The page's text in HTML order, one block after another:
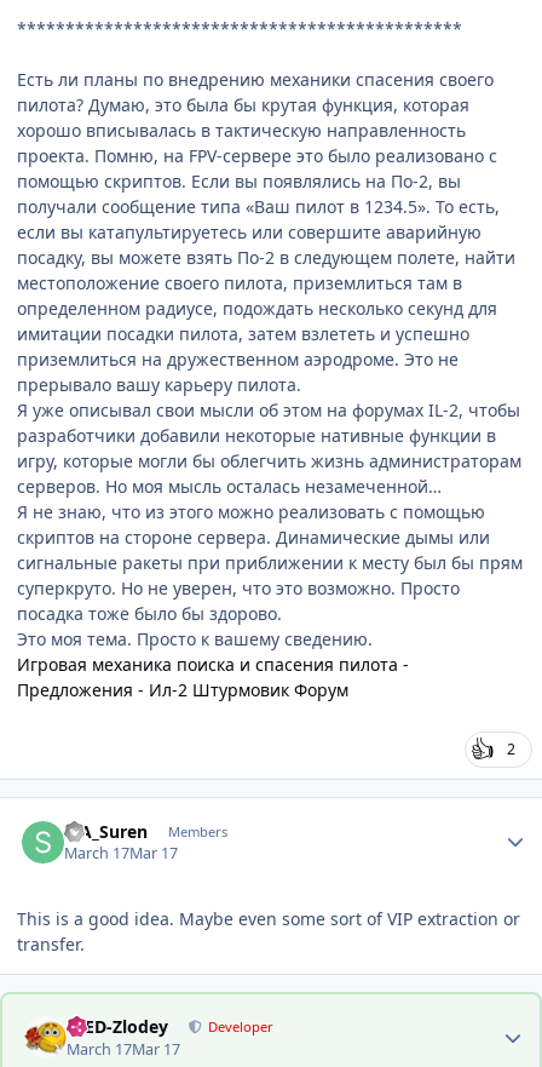
**********************************************
Есть ли планы по внедрению механики спасения своего
пилота? Думаю, это была бы крутая функция, которая
хорошо вписывалась в тактическую направленность
проекта. Помню, на FPV-сервере это было реализовано с
помощью скриптов. Если вы появлялись на По-2, вы
получали сообщение типа «Ваш пилот в 1234.5». То есть,
если вы катапультируетесь или совершите аварийную
посадку, вы можете взять По-2 в следующем полете, найти
местоположение своего пилота, приземлиться там в
определенном радиусе, подождать несколько секунд для
имитации посадки пилота, затем взлететь и успешно
приземлиться на дружественном аэродроме. Это не
прерывало вашу карьеру пилота.
Я уже описывал свои мысли об этом на форумах IL-2, чтобы
разработчики добавили некоторые нативные функции в
игру, которые могли бы облегчить жизнь администраторам
серверов. Но моя мысль осталась незамеченной…
Я не знаю, что из этого можно реализовать с помощью
скриптов на стороне сервера. Динамические дымы или
сигнальные ракеты при приближении к месту был бы прям
суперкруто. Но не уверен, что это возможно. Просто
посадка тоже было бы здорово.
Это моя тема. Просто к вашему сведению.
Игровая механика поиска и спасения пилота -
Предложения - Ил-2 Штурмовик Форум
2
SIA_Suren Members
March 17Mar 17
This is a good idea. Maybe even some sort of VIP extraction or
transfer.
-DED-Zlodey Developer
March 17Mar 17
Author stats